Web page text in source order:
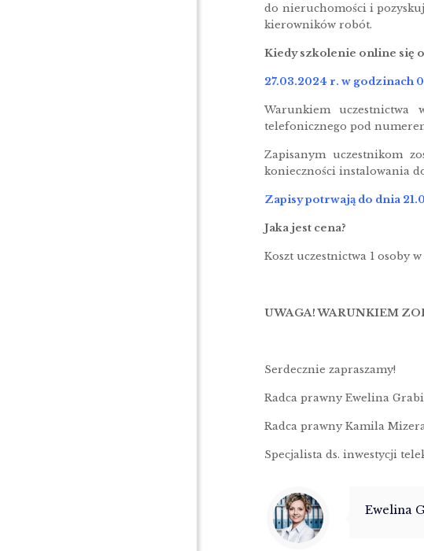
do nieruchomości i
kierowników robót.
Kiedy szkolenie online się
27.03.2024 r. w godzinach
Warunkiem
telefonicznego pod
Zapisanym uczestnikom
konieczności instalowania
Zapisy potrwają do dnia
Jaka jest cena?
Koszt uczestnictwa 1 osoby
UWAGA! WARUNKIEM
Serdecznie zapraszamy!
Radca prawny Ewelina
Radca prawny Kamila
Specjalista ds. inwestycji
Ewelina